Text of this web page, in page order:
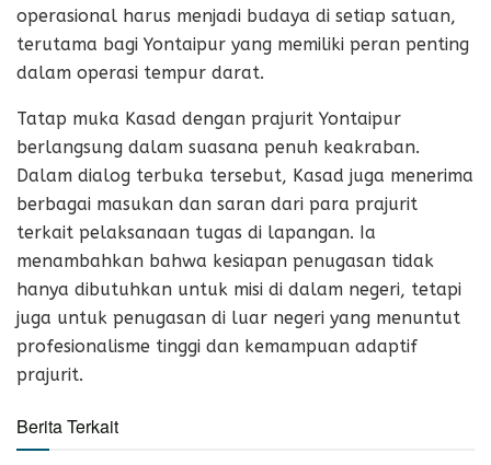
operasional harus menjadi budaya di setiap satuan,
terutama bagi Yontaipur yang memiliki peran penting
dalam operasi tempur darat.
Tatap muka Kasad dengan prajurit Yontaipur
berlangsung dalam suasana penuh keakraban.
Dalam dialog terbuka tersebut, Kasad juga menerima
berbagai masukan dan saran dari para prajurit
terkait pelaksanaan tugas di lapangan. Ia
menambahkan bahwa kesiapan penugasan tidak
hanya dibutuhkan untuk misi di dalam negeri, tetapi
juga untuk penugasan di luar negeri yang menuntut
profesionalisme tinggi dan kemampuan adaptif
prajurit.
Berita Terkait